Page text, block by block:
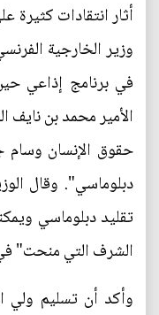
أثار انتقادات كثيرة
وزير الخارجية
في برنامج إذاعي
الأمير محمد بن نايف
حقوق الإنسان وسام
دبلوماسي". وقال
تقليد دبلوماسي
الشرف التي منحت"
وأكد أن تسليم ولي